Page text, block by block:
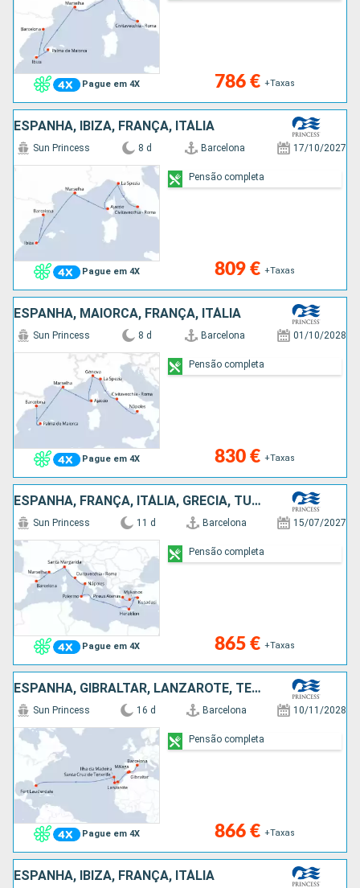
Pague em 4X 786 € +Taxas
ESPANHA, IBIZA, FRANÇA, ITÁLIA
Pague em 4X
Sun Princess 8 d Barcelona 17/10/2027
809 € +Taxas
Pensão completa
ESPANHA, MAIORCA, FRANÇA, ITÁLIA
Pague em 4X
Sun Princess 8 d Barcelona 01/10/2028
830 € +Taxas
Pensão completa
ESPANHA, FRANÇA, ITÁLIA, GRÉCIA, TURQUIA
Pague em 4X
Sun Princess 11 d Barcelona 15/07/2027
865 € +Taxas
Pensão completa
ESPANHA, GIBRALTAR, LANZAROTE, TENERIFE, PORTUGAL, ESTADOS UNIDOS
Pague em 4X
Sun Princess 16 d Barcelona 10/11/2028
866 € +Taxas
Pensão completa
ESPANHA, IBIZA, FRANÇA, ITÁLIA